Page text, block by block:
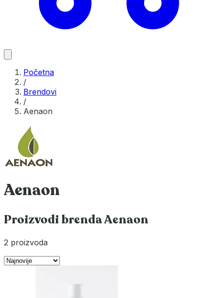
Početna
/
Brendovi
/
Aenaon
Aenaon
Proizvodi brenda Aenaon
2 proizvoda